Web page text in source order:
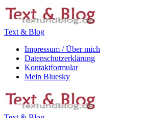
Zum
Inhalt
Text & Blog
Impressum / Über mich
Datenschutzerklärung
Kontaktformular
Mein Bluesky